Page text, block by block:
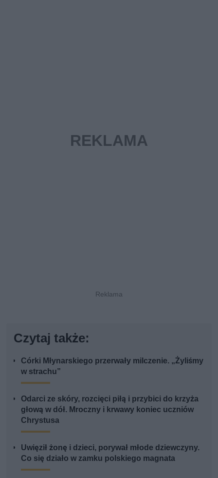
Czytaj także:
Córki Młynarskiego przerwały milczenie. „Żyliśmy
w strachu”
Odarci ze skóry, rozcięci piłą i przybici do krzyża
głową w dół. Mroczny i krwawy koniec uczniów
Chrystusa
Uwięził żonę i dzieci, porywał młode dziewczyny.
Co się działo w zamku polskiego magnata